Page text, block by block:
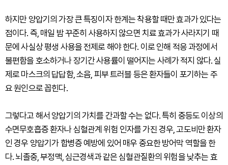
하지만 양압기의 가장 큰 특징이자 한계는 착용할 때만 효과가 있다는
점이다. 즉, 매일 밤 꾸준히 사용하지 않으면 치료 효과가 사라지기 때
문에 사실상 평생 사용을 전제로 해야 한다. 이로 인해 적응 과정에서
불편함을 호소하거나 장기간 사용률이 떨어지는 사례가 적지 않다. 실
제로 마스크의 답답함, 소음, 피부 트러블 등은 환자들이 포기하는 주
요 원인으로 꼽힌다.
그렇다고 해서 양압기의 가치를 간과할 수는 없다. 특히 중등도 이상의
수면무호흡증 환자나 심혈관계 위험 인자를 가진 경우, 고도비만 환자
인 경우 양압기가 합병증 예방에 있어 매우 중요한 방어막 역할을 한
다. 뇌졸중, 부정맥, 심근경색과 같은 심혈관질환의 위험을 낮추는 효